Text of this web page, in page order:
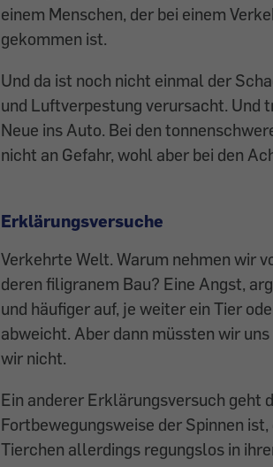
einem Menschen, der bei einem
gekommen ist.
Und da ist noch nicht einmal der
und Luftverpestung verursacht. Und
Neue ins Auto. Bei den
nicht an Gefahr, wohl aber bei den
Erklärungsversuche
Verkehrte Welt. Warum nehmen wir
deren filigranem Bau? Eine Angst,
und häufiger auf, je weiter ein Tier
abweicht. Aber dann müssten wir
wir nicht.
Ein anderer Erklärungsversuch geht
Fortbewegungsweise der Spinnen
Tierchen ­allerdings regungslos in